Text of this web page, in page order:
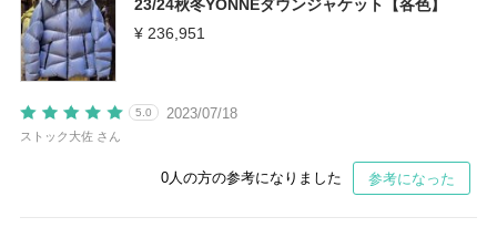
23/24秋冬YONNEダウンジャケット【各色】
¥ 236,951
2023/07/18
5.0
ストック大佐 さん
0人の方の参考になりました 参考になった